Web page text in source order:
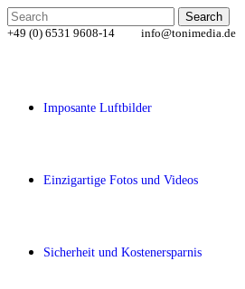
+49 (0) 6531 9608-14 info@tonimedia.de
Imposante Luftbilder
Einzigartige Fotos und Videos
Sicherheit und Kostenersparnis